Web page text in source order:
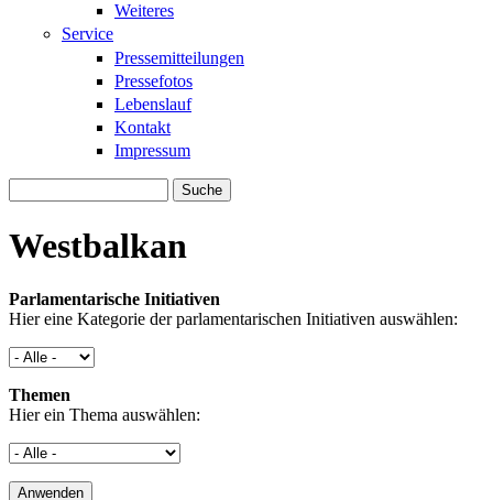
Weiteres
Service
Pressemitteilungen
Pressefotos
Lebenslauf
Kontakt
Impressum
Westbalkan
Parlamentarische Initiativen
Hier eine Kategorie der parlamentarischen Initiativen auswählen:
Themen
Hier ein Thema auswählen: